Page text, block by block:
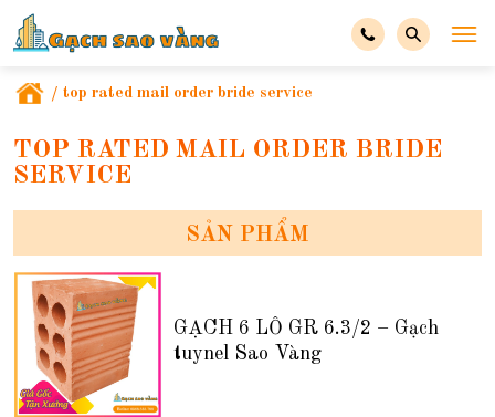
/ top rated mail order bride service
TOP RATED MAIL ORDER BRIDE
SERVICE
SẢN PHẨM
GẠCH 6 LỖ GR 6.3/2 – Gạch
tuynel Sao Vàng